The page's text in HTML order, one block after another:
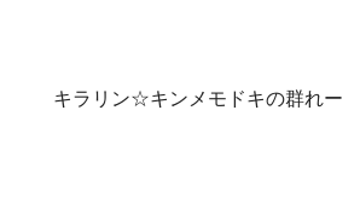
キラリン☆キンメモドキの群れー